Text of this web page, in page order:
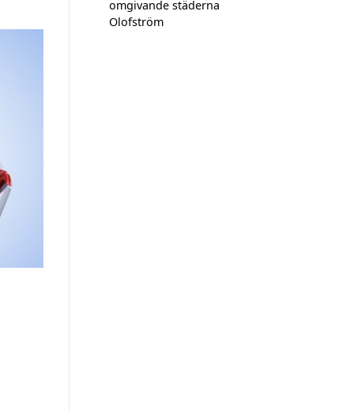
omgivande städerna
Olofström